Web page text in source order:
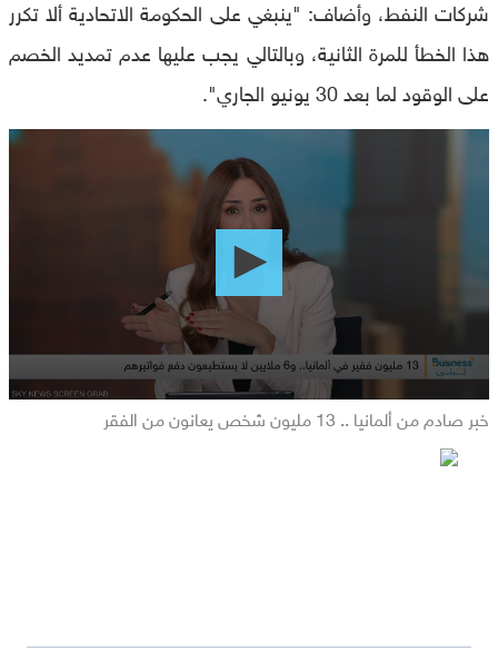
شركات النفط، وأضاف: "ينبغي على الحكومة الاتحادية ألا تكرر
هذا الخطأ للمرة الثانية، وبالتالي يجب عليها عدم تمديد الخصم
على الوقود لما بعد 30 يونيو الجاري".
0
خبر صادم من ألمانيا .. 13 مليون شخص يعانون من الفقر